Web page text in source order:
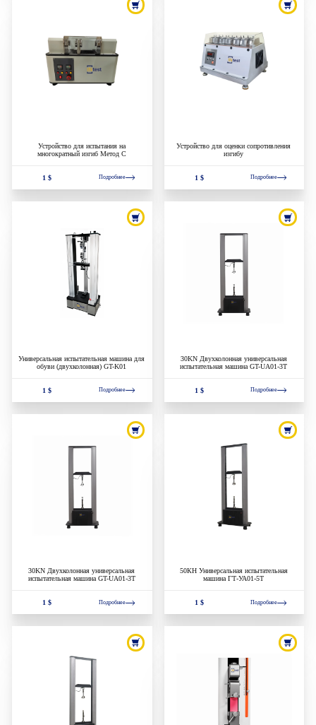
Устройство для испытания на
многократный изгиб Метод С
1 $ Подробнее
Устройство для оценки сопротивления
изгибу
1 $ Подробнее
Универсальная испытательная машина для
обуви (двухколонная) GT-K01
1 $ Подробнее
30KN Двухколонная универсальная
испытательная машина GT-UA01-3T
1 $ Подробнее
30KN Двухколонная универсальная
испытательная машина GT-UA01-3T
1 $ Подробнее
50КН Универсальная испытательная
машина ГТ-УА01-5Т
1 $ Подробнее